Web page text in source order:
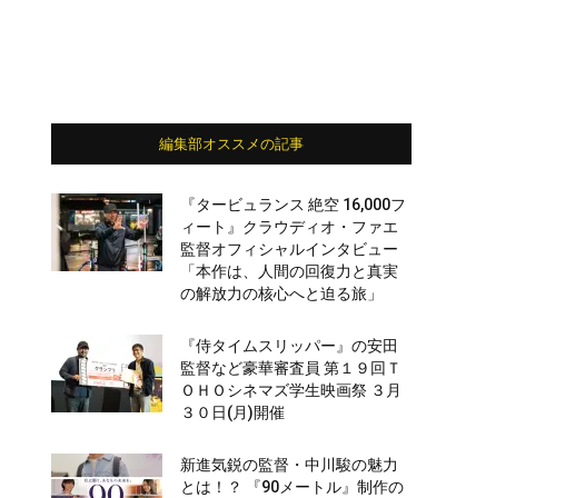
編集部オススメの記事
『タービュランス 絶空 16,000フ
ィート』クラウディオ・ファエ
監督オフィシャルインタビュー
「本作は、人間の回復力と真実
の解放力の核心へと迫る旅」
『侍タイムスリッパー』の安田
監督など豪華審査員 第１９回Ｔ
ＯＨＯシネマズ学生映画祭 ３月
３０日(月)開催
新進気鋭の監督・中川駿の魅力
とは！？ 『90メートル』制作の